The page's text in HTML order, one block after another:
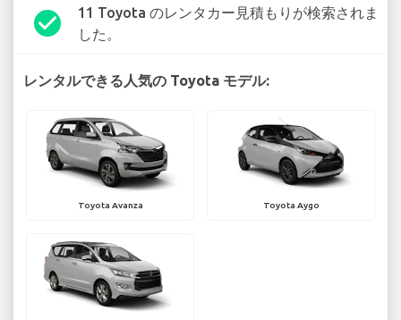
check_circle
11 Toyota のレンタカー見積もりが検索されま
した。
レンタルできる人気の Toyota モデル:
Toyota Avanza Toyota Aygo